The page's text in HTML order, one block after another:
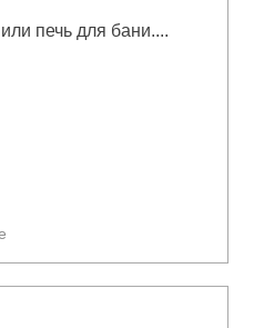
печь для бани....